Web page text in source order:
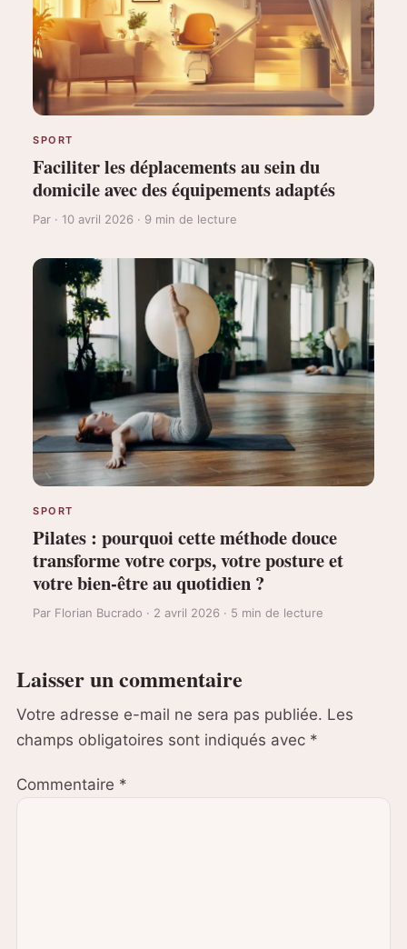
SPORT
Faciliter les déplacements au sein du
domicile avec des équipements adaptés
Par · 10 avril 2026 · 9 min de lecture
SPORT
Pilates : pourquoi cette méthode douce
transforme votre corps, votre posture et
votre bien-être au quotidien ?
Par Florian Bucrado · 2 avril 2026 · 5 min de lecture
Laisser un commentaire
Votre adresse e-mail ne sera pas publiée. Les
champs obligatoires sont indiqués avec *
Commentaire *